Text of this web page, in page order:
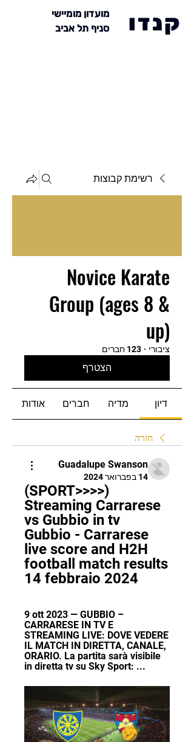
מועדון מומיישי
סניף תל אביב
קנדו
רשימת קבוצות
Novice Karate
Group (ages 8 &
up)
ציבורי · 123 חברים
הצטרף
דיון מדיה חברים אודות
חזרה
Guadalupe Swanson
14 בפברואר 2024
(SPORT>>>>)
Streaming Carrarese
vs Gubbio in tv
Gubbio - Carrarese
live score and H2H
football match results
14 febbraio 2024
9 ott 2023 — GUBBIO –
CARRARESE IN TV E
STREAMING LIVE: DOVE VEDERE
IL MATCH IN DIRETTA, CANALE,
ORARIO. La partita sarà visibile
in diretta tv su Sky Sport: ...